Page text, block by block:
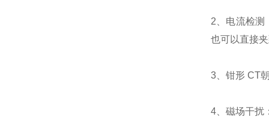
2、电流检测
也可以直接
3、钳形 CT
4、磁场干扰